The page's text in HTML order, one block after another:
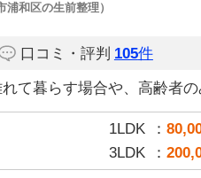
浦和区の生前整理）
口コミ・評判 105件
て暮らす場合や、高齢者
1LDK
3LDK